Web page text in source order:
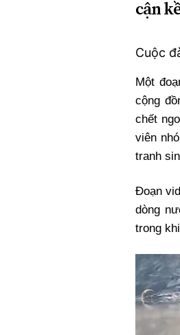
Quan điểm
Bạn đọc viết
cận
Cuộc
Một
cộng
chết
viên
tranh
Đoạn
dòng
trong